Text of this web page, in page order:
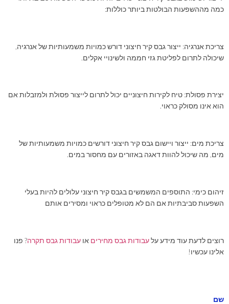
כמה מההשפעות הבולטות ביותר כוללות:
צריכת אנרגיה: ייצור גבס קיר חיצוני דורש כמויות משמעותיות של אנרגיה,
שיכולה לתרום לפליטת גזי חממה ולשינויי אקלים.
יצירת פסולת: טיח לקירות חיצוניים יכול לתרום לייצור פסולת ולמזבלות אם
הוא אינו מסולק כראוי.
צריכת מים: ייצור ויישום גבס קיר חיצוני דורשים כמויות משמעותיות של
מים, מה שיכול להוות דאגה באזורים עם מחסור במים.
זיהום כימי: התוספים המשמשים בגבס קיר חיצוני עלולים להיות בעלי
השפעות סביבתיות אם הם לא מטופלים כראוי ומסירים אותם
רוצים לדעת עוד מידע עלעבודות גבס מחירים או עבודות גבס תקרה? פנו
אלינו עכשיו!
שם